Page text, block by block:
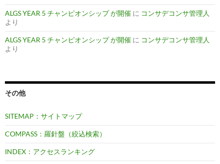
ALGS YEAR 5 チャンピオンシップ が開催 に コンサデコンサ管理人
より
ALGS YEAR 5 チャンピオンシップ が開催 に コンサデコンサ管理人
より
その他
SITEMAP：サイトマップ
COMPASS：羅針盤（絞込検索）
INDEX：アクセスランキング